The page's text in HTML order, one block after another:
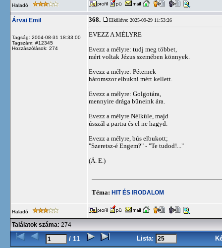
Haladó
Árvai Emil
Tagság: 2004-08-31 18:33:00
Tagszám: #12345
Hozzászólások: 274
368. Elküldve: 2025-09-29 11:53:26
EVEZZ A MÉLYRE
Evezz a mélyre: tudj meg többet,
mért voltak Jézus szemében könnyek.
Evezz a mélyre: Péternek
háromszor elbukni mért kellett.
Evezz a mélyre: Golgotára,
mennyire drága bűneink ára.
Evezz a mélyre Nélküle, majd
ússzál a partra és el ne hagyd.
Evezz a mélyre, bús elbukott;
"Szeretsz-é Engem?" - "Te tudod!..."
(Á. E.)
Téma: HIT ÉS IRODALOM
Haladó
Találatok száma: 274
/ 11 Lista: